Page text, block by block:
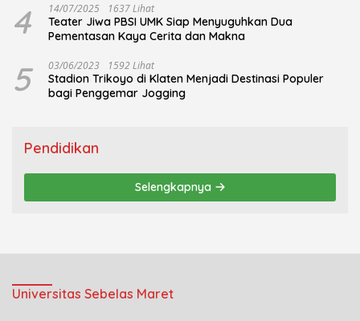
4 14/07/2025 1637 Lihat
Teater Jiwa PBSI UMK Siap Menyuguhkan Dua
Pementasan Kaya Cerita dan Makna
5 03/06/2023 1592 Lihat
Stadion Trikoyo di Klaten Menjadi Destinasi Populer
bagi Penggemar Jogging
Pendidikan
Selengkapnya
Universitas Sebelas Maret